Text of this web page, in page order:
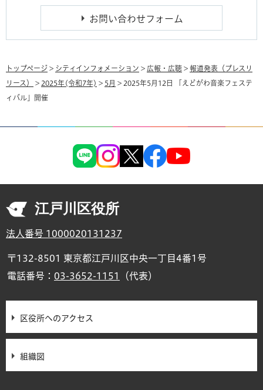
トップページ > シティインフォメーション > 広報・広聴 > 報道発表（プレスリ
リース） > 2025年(令和7年) > 5月 > 2025年5月12日 「えどがわ音楽フェステ
ィバル」開催
江戸川区役所
法人番号 1000020131237
〒132-8501 東京都江戸川区中央一丁目4番1号
電話番号： 03-3652-1151 （代表）
区役所へのアクセス
組織図